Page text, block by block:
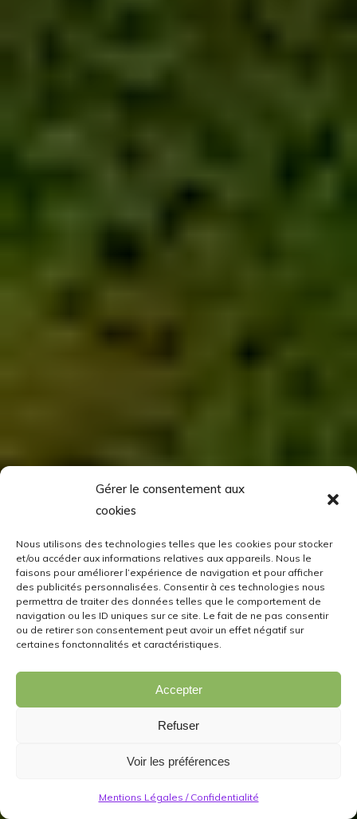
Gérer le consentement aux
cookies
Nous utilisons des technologies telles que les cookies pour stocker
et/ou accéder aux informations relatives aux appareils. Nous le
faisons pour améliorer l’expérience de navigation et pour afficher
des publicités personnalisées. Consentir à ces technologies nous
permettra de traiter des données telles que le comportement de
navigation ou les ID uniques sur ce site. Le fait de ne pas consentir
ou de retirer son consentement peut avoir un effet négatif sur
certaines fonctonnalités et caractéristiques.
Accepter
Refuser
Voir les préférences
Mentions Légales / Confidentialité